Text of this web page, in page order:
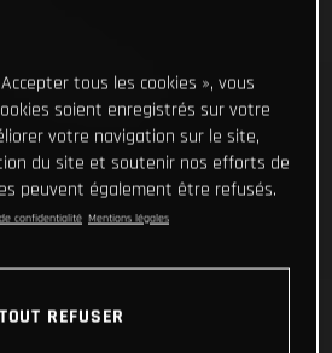
tous les cookies », vous
soient enregistrés sur votre
votre navigation sur le site,
du site et soutenir nos efforts de
peuvent également être refusés.
confidentialité Mentions légales
TOUT REFUSER